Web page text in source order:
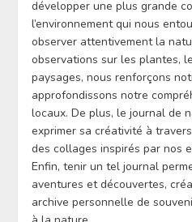
développer une plus grande
l’environnement qui nous
observer attentivement la
observations sur les plantes,
paysages, nous renforçons
approfondissons notre
locaux. De plus, le journal de
exprimer sa créativité à
des collages inspirés par nos
Enfin, tenir un tel journal
aventures et découvertes,
archive personnelle de